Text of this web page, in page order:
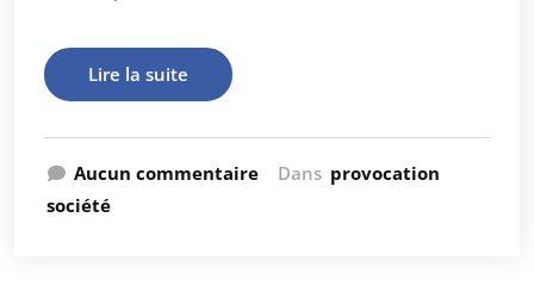
Lire la suite
Aucun commentaire Dans provocation
société